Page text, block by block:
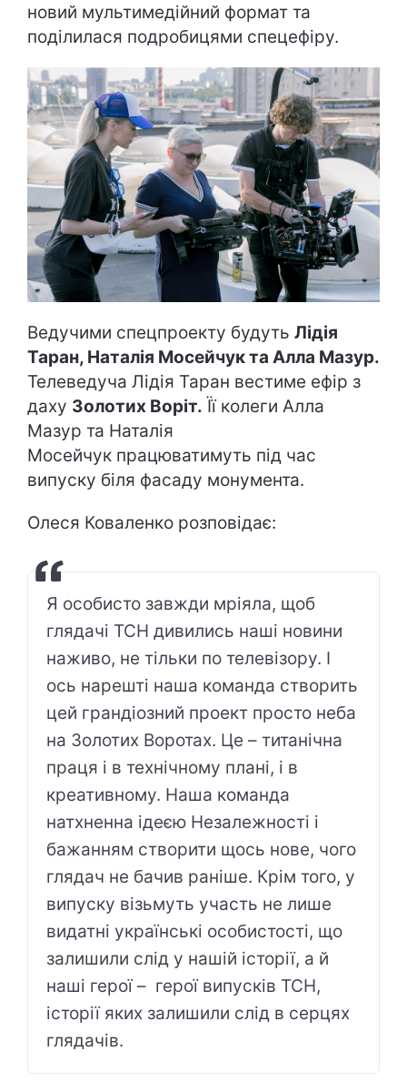
новий мультимедійний формат та
поділилася подробицями спецефіру.
Ведучими спецпроекту будуть Лідія
Таран, Наталія Мосейчук та Алла Мазур.
Телеведуча Лідія Таран вестиме ефір з
даху Золотих Воріт. Її колеги Алла
Мазур та Наталія
Мосейчук працюватимуть під час
випуску біля фасаду монумента.
Олеся Коваленко розповідає:
Я особисто завжди мріяла, щоб
глядачі ТСН дивились наші новини
наживо, не тільки по телевізору. І
ось нарешті наша команда створить
цей грандіозний проект просто неба
на Золотих Воротах. Це – титанічна
праця і в технічному плані, і в
креативному. Наша команда
натхненна ідеєю Незалежності і
бажанням створити щось нове, чого
глядач не бачив раніше. Крім того, у
випуску візьмуть участь не лише
видатні українські особистості, що
залишили слід у нашій історії, а й
наші герої – герої випусків ТСН,
історії яких залишили слід в серцях
глядачів.